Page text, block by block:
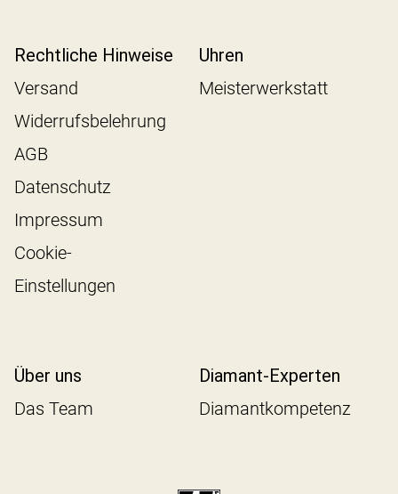
Rechtliche Hinweise
Versand
Widerrufsbelehrung
AGB
Datenschutz
Impressum
Cookie-
Einstellungen
Uhren
Meisterwerkstatt
Über uns
Das Team
Diamant-Experten
Diamantkompetenz